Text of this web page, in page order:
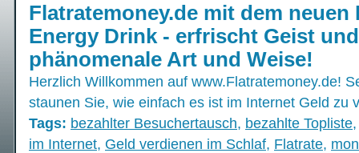
Flatratemoney.de mit dem neuen
Energy Drink - erfrischt Geist
phänomenale Art und Weise!
Herzlich Willkommen auf www.Flatratemoney.de!
staunen Sie, wie einfach es ist im Internet Geld zu
Tags: bezahlter Besuchertausch, bezahlte Topliste
im Internet, Geld verdienen im Schlaf, Flatrate,